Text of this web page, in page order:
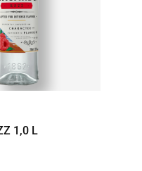
1,0 L